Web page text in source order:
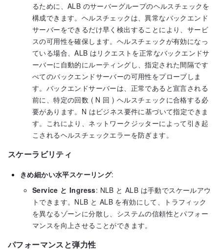
るために、ALB のサーバーグループのヘルスチェックを
構成できます。ヘルスチェックは、異常なバックエンド
サーバーをできるだけ早く検出することにより、サービ
スの可用性を確保します。ヘルスチェックが有効になっ
ている場合、ALB はリクエストを正常なバックエンドサ
ーバーに自動的にルーティングし、指定された間隔です
べてのバックエンドサーバーの可用性をプローブしま
す。バックエンドサーバーは、正常であると宣言される
前に、特定の回数 ( N 回 ) ヘルスチェックに合格する必
要があります。N はビジネス要件に基づいて指定できま
す。これにより、ネットワークジッターによって引き起
こされるヘルスチェックエラーを防ぎます。
スケーラビリティ
きめ細かい水平スケーリング:
Service と Ingress: NLB と ALB は手動でスケールアウ
トできます。NLB と ALB を有効にして、トラフィック
を異なるゾーンに分散し、システムの信頼性とパフォー
マンスを向上させることができます。
パフォーマンスと弾力性